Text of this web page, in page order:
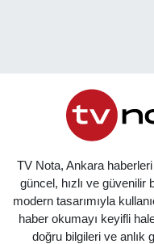
TV Nota, Ankara
güncel, hızlı ve
modern tasarımıyla
haber okumayı keyifli
doğru bilgileri ve anlık